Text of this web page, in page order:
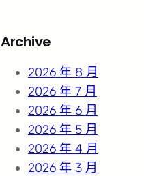
c
Archive
2026 年 8 月
2026 年 7 月
2026 年 6 月
2026 年 5 月
2026 年 4 月
2026 年 3 月